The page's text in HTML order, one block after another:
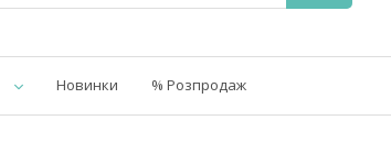
Новинки % Розпродаж